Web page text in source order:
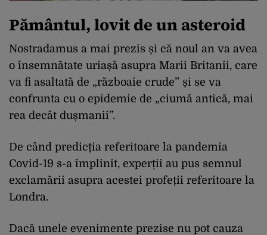
Pământul, lovit de un asteroid
Nostradamus a mai prezis și că noul an va avea
o însemnătate uriașă asupra Marii Britanii, care
va fi asaltată de „războaie crude” și se va
confrunta cu o epidemie de „ciumă antică, mai
rea decât dușmanii”.
De când predicția referitoare la pandemia
Covid-19 s-a împlinit, experții au pus semnul
exclamării asupra acestei profeții referitoare la
Londra.
Dacă unele evenimente prezise nu pot cauza